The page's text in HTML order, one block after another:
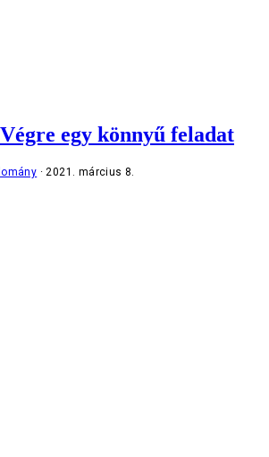
egy könnyű feladat
2021. március 8.